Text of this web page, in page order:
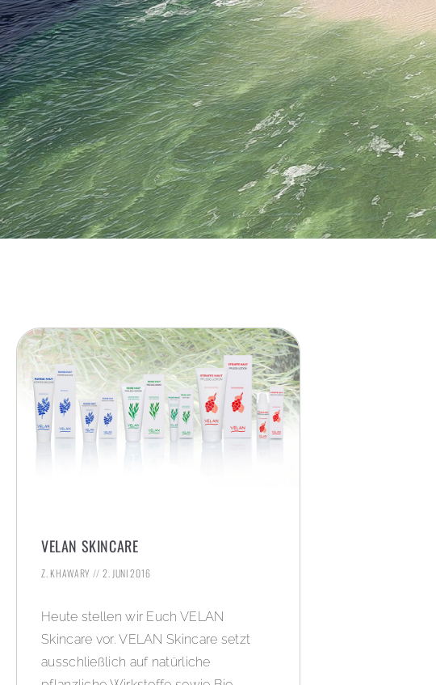
VELAN SKINCARE
Z. KHAWARY 2. JUNI 2016
Heute stellen wir Euch VELAN
Skincare vor. VELAN Skincare setzt
ausschließlich auf natürliche